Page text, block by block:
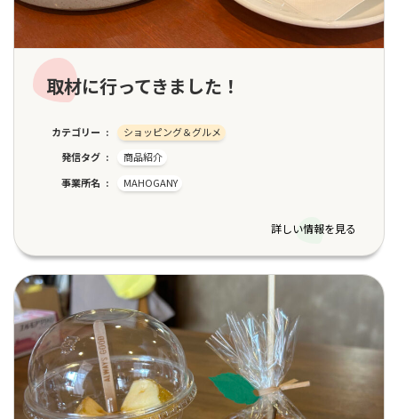
取材に行ってきました！
カテゴリー
ショッピング＆グルメ
発信タグ
商品紹介
事業所名
MAHOGANY
詳しい情報を見る